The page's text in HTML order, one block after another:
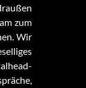
zum
Wir